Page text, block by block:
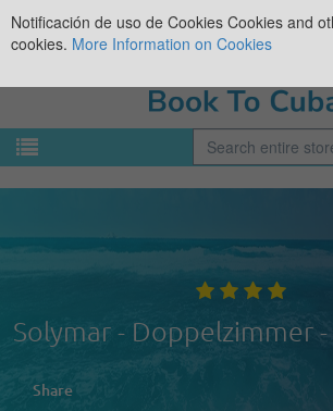
Solymar - Doppelzimmer
Share
Notificación de uso de Cookies Cookies and
cookies. More Information on Cookies